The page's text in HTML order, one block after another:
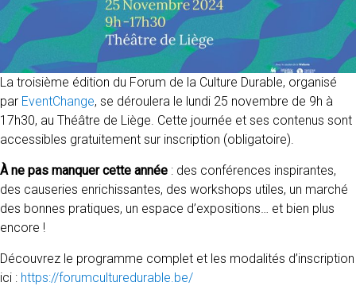
La troisième édition du Forum de la Culture Durable, organisé
par EventChange, se déroulera le lundi 25 novembre de 9h à
17h30, au Théâtre de Liège. Cette journée et ses contenus sont
accessibles gratuitement sur inscription (obligatoire).
À ne pas manquer cette année : des conférences inspirantes,
des causeries enrichissantes, des workshops utiles, un marché
des bonnes pratiques, un espace d’expositions… et bien plus
encore !
Découvrez le programme complet et les modalités d’inscription
ici : https://forumculturedurable.be/